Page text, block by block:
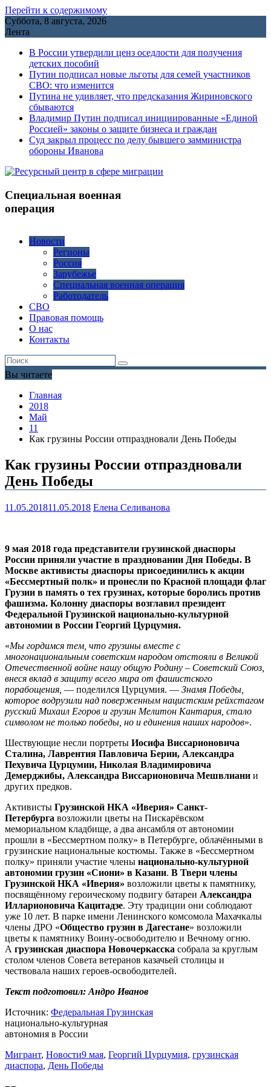
Перейти к содержимому
Суббота, 8 августа, 2026
Лента
В России утвердили ценз оседлости для получения
детских пособий
Путин подписал новые льготы для семей участников
СВО: что изменится
Путина не удивляет, что предсказания Жириновского
сбываются
Владимир Путин подписал инициированные «Единой
Россией» законы о защите бизнеса и граждан
Cуд закрыл процесс по делу бывшего замминистра
обороны Иванова
Специальная военная
операция
Новости
Регионы
Россия
Зарубежье
Специальная военная операция
Работодатель
СВО
Правовая помощь
О нас
Контакты
Вы читаете
Главная
2018
Май
11
Как грузины России отпраздновали День Победы
Как грузины России отпраздновали
День Победы
11.05.201811.05.2018 Елена Селиванова
9 мая 2018 года представители грузинской диаспоры
России приняли участие в праздновании Дня Победы. В
Москве активисты диаспоры присоединились к акции
«Бессмертный полк» и пронесли по Красной площади флаг
Грузии в память о тех грузинах, которые боролись против
фашизма. Колонну диаспоры возглавил президент
Федеральной Грузинской национально-культурной
автономии в России Георгий Цурцумия.
«Мы гордимся тем, что грузины вместе с
многонациональным советским народом отстояли в Великой
Отечественной войне нашу общую Родину – Советский Союз,
внеся вклад в защиту всего мира от фашистского
порабощения, — поделился Цурцумия. — Знамя Победы,
которое водрузили над поверженным нацистским рейхстагом
русский Михаил Егоров и грузин Мелитон Кантария, стало
символом не только победы, но и единения наших народов».
Шествующие несли портреты Иосифа Виссарионовича
Сталина, Лаврентия Павловича Берии, Александра
Пехувича Цурцумии, Николая Владимировича
Демерджибы, Александра Виссарионовича Мешвлиани и
других предков.
Активисты Грузинской НКА «Иверия» Санкт-
Петербурга возложили цветы на Пискарёвском
мемориальном кладбище, а два ансамбля от автономии
прошли в «Бессмертном полку» в Петербурге, облачёнными в
грузинские национальные костюмы. Также в «Бессмертном
полку» приняли участие члены национально-культурной
автономии грузин «Сиони» в Казани. В Твери члены
Грузинской НКА «Иверия» возложили цветы к памятнику,
посвящённому героическому подвигу батареи Александра
Илларионовича Кацитадзе. Эту традиции они соблюдают
уже 10 лет. В парке имени Ленинского комсомола Махачкалы
члены ДРО «Общество грузин в Дагестане» возложили
цветы к памятнику Воину-освободителю и Вечному огню.
А грузинская диаспора Новочеркасска собрала за круглым
столом членов Совета ветеранов казачьей столицы и
чествовала наших героев-освободителей.
Текст подготовил: Андро Иванов
Источник: Федеральная Грузинская
национально-культурная
автономия в России
Мигрант, Новости9 мая, Георгий Цурцумия, грузинская
диаспора, День Победы